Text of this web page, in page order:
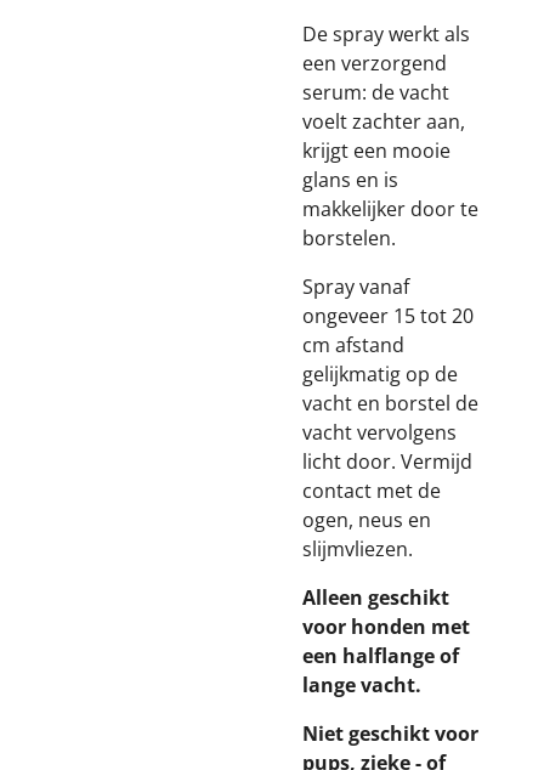
De spray werkt als
een verzorgend
serum: de vacht
voelt zachter aan,
krijgt een mooie
glans en is
makkelijker door te
borstelen.
Spray vanaf
ongeveer 15 tot 20
cm afstand
gelijkmatig op de
vacht en borstel de
vacht vervolgens
licht door. Vermijd
contact met de
ogen, neus en
slijmvliezen.
Alleen geschikt
voor honden met
een halflange of
lange vacht.
Niet geschikt voor
pups, zieke - of